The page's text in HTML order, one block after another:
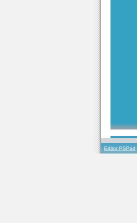
Editor PSPad